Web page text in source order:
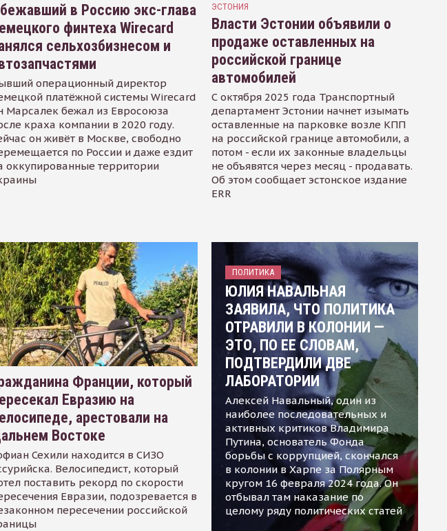
в Россию экс-глава
финтеха Wirecard
сельхозбизнесом и
операционный директор
платёжной системы Wirecard
Марсалек бежал из Евросоюза
краха компании в 2020 году.
он живёт в Москве, свободно
по России и даже ездит
оккупированные территории
ЭСТОНИЯ
Власти Эстонии объявили о
продаже оставленных на
российской границе
автомобилей
С октября 2025 года Транспортный
департамент Эстонии начнет изымать
оставленные на парковке возле КПП
на российской границе автомобили, а
потом - если их законные владельцы
не объявятся через месяц - продавать.
Об этом сообщает эстонское издание
ERR
Франции, который
Евразию на
арестовали на
Востоке
Сехили находится в СИЗО
Велосипедист, который
поставить рекорд по скорости
Евразии, подозревается в
пересечении российской
ПОЛИТИКА
ЮЛИЯ НАВАЛЬНАЯ
ЗАЯВИЛА, ЧТО ПОЛИТИКА
ОТРАВИЛИ В КОЛОНИИ —
ЭТО, ПО ЕЕ СЛОВАМ,
ПОДТВЕРДИЛИ ДВЕ
ЛАБОРАТОРИИ
Алексей Навальный, один из
наиболее последовательных и
активных критиков Владимира
Путина, основатель Фонда
борьбы с коррупцией, скончался
в колонии в Харпе за Полярным
кругом 16 февраля 2024 года. Он
отбывал там наказание по
целому ряду политических статей